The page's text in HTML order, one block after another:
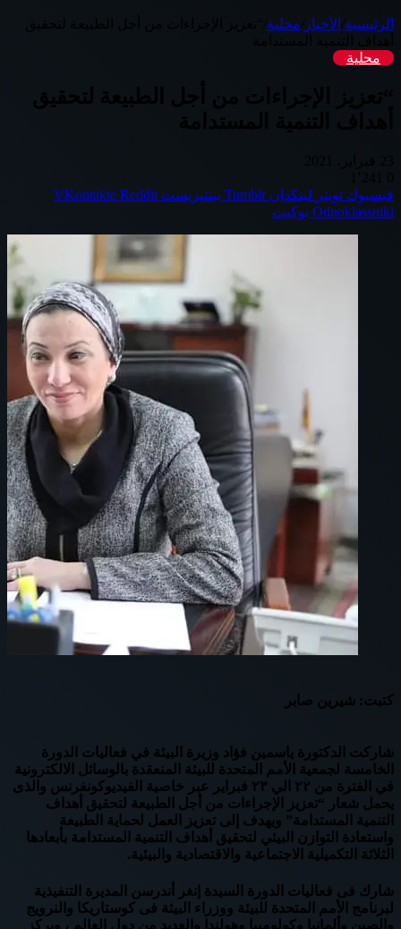
الرئيسية الأخبار محلية
محلية
“تعزيز الإجراءات من أجل الطبيعة لتحقيق
فيسبوك تويتر لينكدإن بينتيريست
Odnoklassniki بوكيت
كتبت: شيرين صابر
شاركت الدكتورة ياسمين فؤاد وزيرة البيئة في فعاليات الدورة
الخامسة لجمعية الأمم المتحدة للبيئة المنعقدة بالوسائل الالكترونية
في الفترة من ٢٢ الي ٢٣ فبراير عبر خاصية الفيديوكونفرنس والذى
يحمل شعار “تعزيز الإجراءات من أجل الطبيعة لتحقيق أهداف
التنمية المستدامة” ويهدف إلى تعزيز العمل لحماية الطبيعة
واستعادة التوازن البيئي لتحقيق أهداف التنمية المستدامة بأبعادها
الثلاثة التكميلية الاجتماعية والاقتصادية والبيئية.
شارك فى فعاليات الدورة السيدة إنغر أندرسن المديرة التنفيذية
لبرنامج الأمم المتحدة للبيئة ووزراء البيئة فى كوستاريكا والنرويج
والصين وألمانيا وكولومبيا وهولندا والعديد من دول العالم ، ويركز